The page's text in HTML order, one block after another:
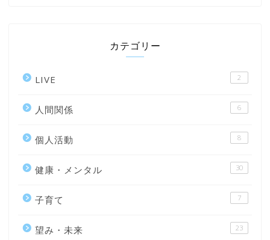
カテゴリー
LIVE 2
人間関係 6
個人活動 8
健康・メンタル 30
子育て 7
望み・未来 23